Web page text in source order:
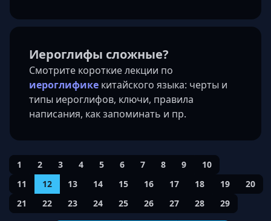
Иероглифы сложные?
Смотрите короткие лекции по
иероглифике китайского языка: черты и
типы иероглифов, ключи, правила
написания, как запоминать и пр.
1 2 3 4 5 6 7 8 9
10
11
12 13 14 15 16 17 18 19
20
21
22 23 24 25 26 27 28 29